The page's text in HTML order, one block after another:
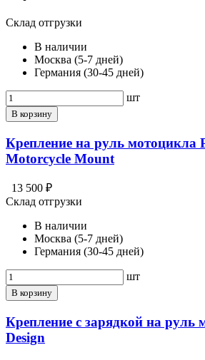
Склад отгрузки
В наличии
Москва (5-7 дней)
Германия (30-45 дней)
шт
В корзину
Крепление на руль мотоцикла
Motorcycle Mount
13 500 ₽
Склад отгрузки
В наличии
Москва (5-7 дней)
Германия (30-45 дней)
шт
В корзину
Крепление c зарядкой на руль
Design